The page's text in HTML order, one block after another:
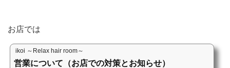
お店では
ikoi ～Relax hair room～
営業について（お店での対策とお知らせ）